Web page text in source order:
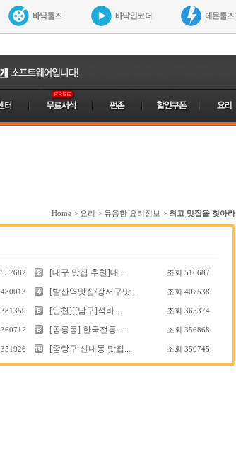
Home > 요리 > 유용한 요리정보 > 최고 맛집을 찾아라
557682 [대구 맛집 추천]대... 조회 516687
480013 [발산역맛집/강서구맛... 조회 407538
381359 [인천][[남구]석바... 조회 365374
360712 [공릉동] 한국전통 ... 조회 356868
351926 [중랑구 신내동 맛집... 조회 350745